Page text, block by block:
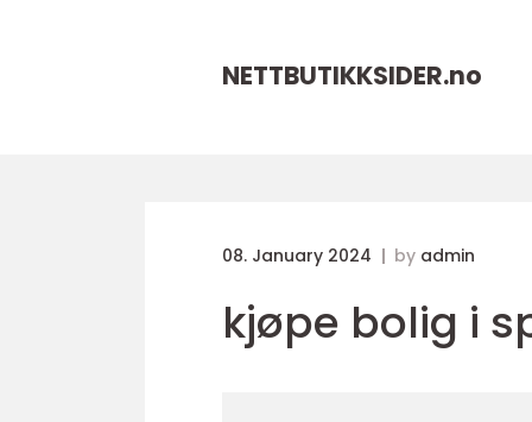
NETTBUTIKKSIDER.no
08. January 2024 by admin
kjøpe bolig i